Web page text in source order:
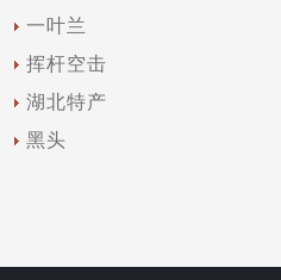
一叶兰
挥杆空击
湖北特产
黑头